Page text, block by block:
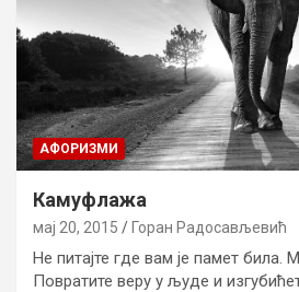
AФОРИЗМИ
Камуфлажа
мај 20, 2015 Горан Радосављевић
Не питајте где вам је памет била.
Повратите веру у људе и